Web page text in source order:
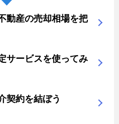
動産の売却相場を把
サービスを使ってみ
契約を結ぼう